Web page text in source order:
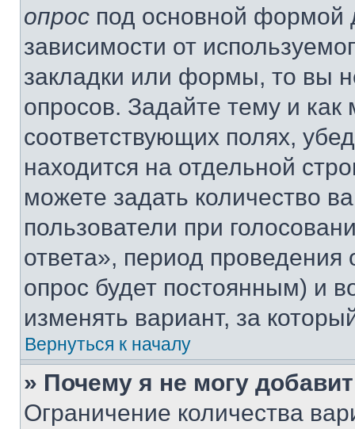
опрос под основной формой
зависимости от
закладки или формы, то вы
опросов. Задайте тему и
соответствующих полях,
находится на отдельной
можете задать количество
пользователи при
ответа», период проведения
опрос будет постоянным) и
изменять вариант, за
Вернуться к началу
» Почему я не могу
Ограничение количества